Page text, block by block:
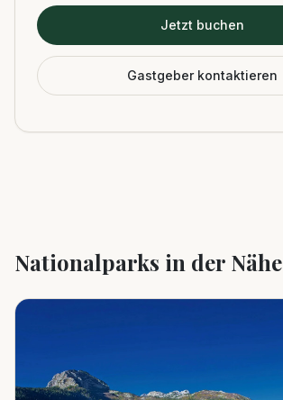
Jetzt buchen
Gastgeber kontaktieren
Nationalparks in der Nähe